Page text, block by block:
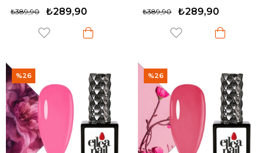
₺289,90
₺389,90 ₺289,90
₺389,90
%26 %26